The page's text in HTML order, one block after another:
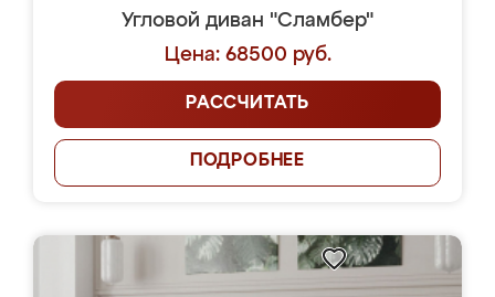
Угловой диван "Сламбер"
Цена: 68500 руб.
РАССЧИТАТЬ
ПОДРОБНЕЕ